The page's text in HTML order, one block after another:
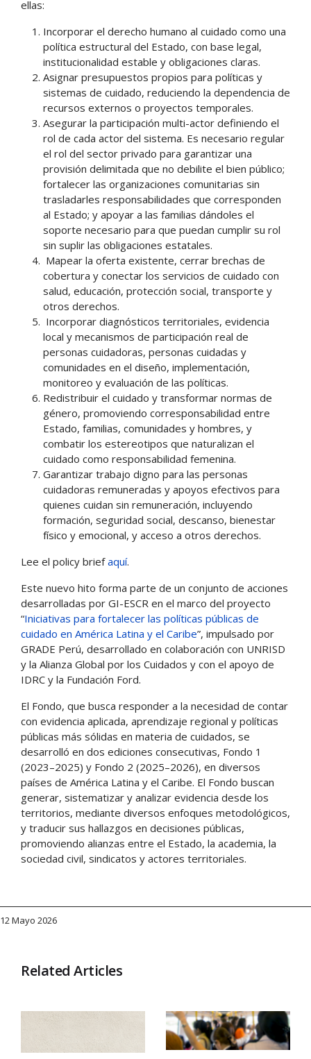
ellas:
Incorporar el derecho humano al cuidado como una
política estructural del Estado, con base legal,
institucionalidad estable y obligaciones claras.
Asignar presupuestos propios para políticas y
sistemas de cuidado, reduciendo la dependencia de
recursos externos o proyectos temporales.
Asegurar la participación multi-actor definiendo el
rol de cada actor del sistema. Es necesario regular
el rol del sector privado para garantizar una
provisión delimitada que no debilite el bien público;
fortalecer las organizaciones comunitarias sin
trasladarles responsabilidades que corresponden
al Estado; y apoyar a las familias dándoles el
soporte necesario para que puedan cumplir su rol
sin suplir las obligaciones estatales.
Mapear la oferta existente, cerrar brechas de
cobertura y conectar los servicios de cuidado con
salud, educación, protección social, transporte y
otros derechos.
Incorporar diagnósticos territoriales, evidencia
local y mecanismos de participación real de
personas cuidadoras, personas cuidadas y
comunidades en el diseño, implementación,
monitoreo y evaluación de las políticas.
Redistribuir el cuidado y transformar normas de
género, promoviendo corresponsabilidad entre
Estado, familias, comunidades y hombres, y
combatir los estereotipos que naturalizan el
cuidado como responsabilidad femenina.
Garantizar trabajo digno para las personas
cuidadoras remuneradas y apoyos efectivos para
quienes cuidan sin remuneración, incluyendo
formación, seguridad social, descanso, bienestar
físico y emocional, y acceso a otros derechos.
Lee el policy briefaquí.
Este nuevo hito forma parte de un conjunto de acciones
desarrolladas por GI-ESCR en el marco del proyecto
“Iniciativas para fortalecer las políticas públicas de
cuidado en América Latina y el Caribe”, impulsado por
GRADE Perú, desarrollado en colaboración con UNRISD
y la Alianza Global por los Cuidados y con el apoyo de
IDRC y la Fundación Ford.
El Fondo, que busca responder a la necesidad de contar
con evidencia aplicada, aprendizaje regional y políticas
públicas más sólidas en materia de cuidados, se
desarrolló en dos ediciones consecutivas, Fondo 1
(2023–2025) y Fondo 2 (2025–2026), en diversos
países de América Latina y el Caribe. El Fondo buscan
generar, sistematizar y analizar evidencia desde los
territorios, mediante diversos enfoques metodológicos,
y traducir sus hallazgos en decisiones públicas,
promoviendo alianzas entre el Estado, la academia, la
sociedad civil, sindicatos y actores territoriales.
12 Mayo 2026
Related Articles